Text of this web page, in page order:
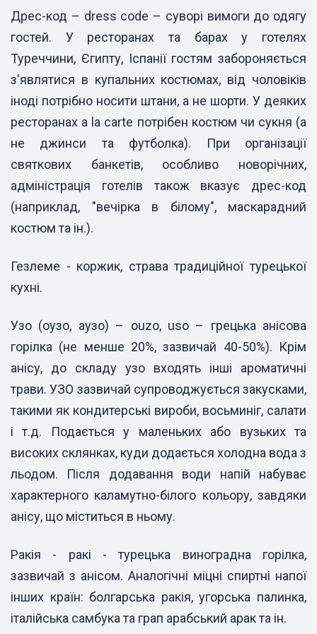
Дрес-код – dress code – суворі вимоги до одягу
гостей. У ресторанах та барах у готелях
Туреччини, Єгипту, Іспанії гостям забороняється
з'являтися в купальних костюмах, від чоловіків
іноді потрібно носити штани, а не шорти. У деяких
ресторанах a la carte потрібен костюм чи сукня (а
не джинси та футболка). При організації
святкових банкетів, особливо новорічних,
адміністрація готелів також вказує дрес-код
(наприклад, "вечірка в білому", маскарадний
костюм та ін.).
Гезлеме - коржик, страва традиційної турецької
кухні.
Узо (оузо, аузо) – ouzo, uso – грецька анісова
горілка (не менше 20%, зазвичай 40-50%). Крім
анісу, до складу узо входять інші ароматичні
трави. УЗО зазвичай супроводжується закусками,
такими як кондитерські вироби, восьминіг, салати
і т.д. Подається у маленьких або вузьких та
високих склянках, куди додається холодна вода з
льодом. Після додавання води напій набуває
характерного каламутно-білого кольору, завдяки
анісу, що міститься в ньому.
Ракія - ракі - турецька виноградна горілка,
зазвичай з анісом. Аналогічні міцні спиртні напої
інших країн: болгарська ракія, угорська палинка,
італійська самбука та грап арабський арак та ін.